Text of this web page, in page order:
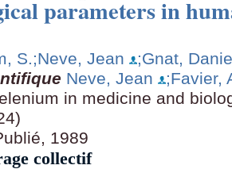
parameters in
S.;Neve, Jean
;Gnat,
Neve, Jean
;Favier,
in medicine and
1989
collectif